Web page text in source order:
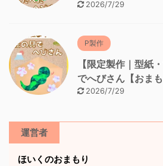
2026/7/29
P製作
【限定製作｜型紙
でへびさん【おまも
2026/7/29
運営者
ほいくのおまもり